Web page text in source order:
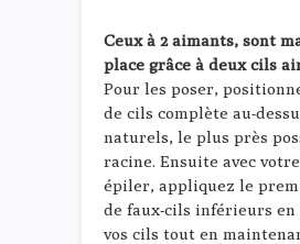
Ceux à 2 aimants, sont
place grâce à deux cils
Pour les poser,
de cils complète au-
naturels, le plus près
racine. Ensuite avec
épiler, appliquez le
de faux-cils inférieurs en
vos cils tout en